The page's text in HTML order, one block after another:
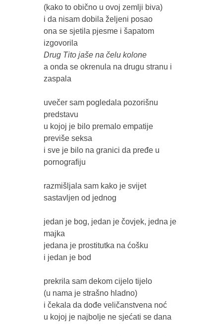
(kako to obično u ovoj zemlji biva)
i da nisam dobila željeni posao
ona se sjetila pjesme i šapatom
a onda se okrenula na drugu stranu i
zaspala
uvečer sam pogledala pozorišnu
predstavu
u kojoj je bilo premalo empatije
previše seksa
i sve je bilo na granici da pređe u
pornografiju
razmišljala sam kako je svijet
sastavljen od jednog
jedan je bog, jedan je čovjek, jedna je
majka
jedana je prostitutka na ćošku
i jedan je bod
prekrila sam dekom cijelo tijelo
(u nama je strašno hladno)
i čekala da dođe veličanstvena noć
u kojoj je najbolje ne sjećati se dana